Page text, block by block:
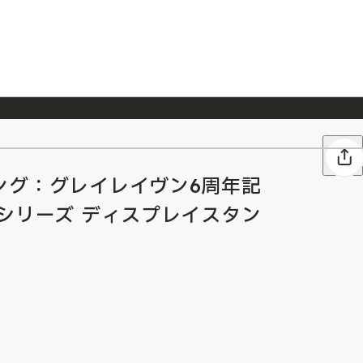
7/23 『ONE PIECE magazine 021 ONE PIECEカード付き同梱版』発売延期のご案内
グ：グレイレイヴン6周年記
リーズ ディスプレイスタン